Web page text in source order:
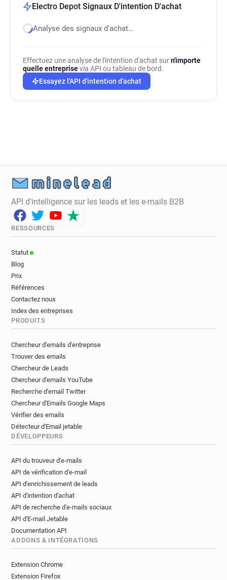
w*********@electrodepot.fr
s***********@electrodepot.fr
f************@electrodepot.fr
h*******@electrodepot.fr
i*******@electrodepot.fr
v***********@electrodepot.fr
x********@electrodepot.fr
f***********@electrodepot.fr
x*****@electrodepot.fr
Electro Depot Signaux D'intention D'achat
Analyse des signaux d'achat…
Effectuez une analyse de l'intention d'achat surn'importe
quelle entreprisevia API ou tableau de bord.
Essayez l'API d'intention d'achat
API d'intelligence sur les leads et les e-mails B2B
RESSOURCES
Statut
Blog
Prix
Références
Contactez nous
Index des entreprises
PRODUITS
Chercheur d'emails d'entreprise
Trouver des emails
Chercheur de Leads
Chercheur d'emails YouTube
Recherche d'email Twitter
Chercheur d'Emails Google Maps
Vérifier des emails
Détecteur d'Email jetable
DÉVELOPPEURS
API du trouveur d'e-mails
API de vérification d'e-mail
API d'enrichissement de leads
API d'intention d'achat
API de recherche d'e-mails sociaux
API d'E-mail Jetable
Documentation API
ADDONS & INTÉGRATIONS
Extension Chrome
Extension Firefox